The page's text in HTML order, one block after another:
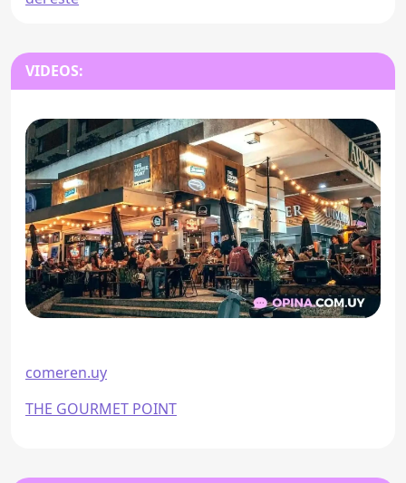
VIDEOS:
comeren.uy
THE GOURMET POINT